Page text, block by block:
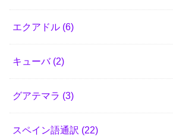
エクアドル (6)
キューバ (2)
グアテマラ (3)
スペイン語通訳 (22)